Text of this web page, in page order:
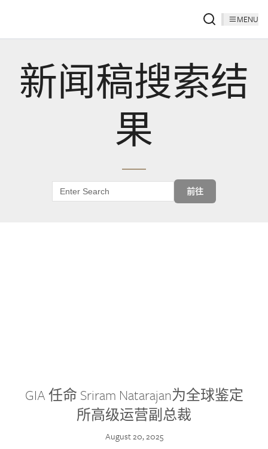
MENU
新闻稿搜索结
果
前往
GIA 任命 Sriram Natarajan为全球鉴定
所高级运营副总裁
August 20, 2025